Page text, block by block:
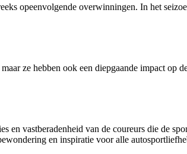
opeenvolgende overwinningen. In het
ze hebben ook een diepgaande impact op
vastberadenheid van de coureurs die de
en inspiratie voor alle